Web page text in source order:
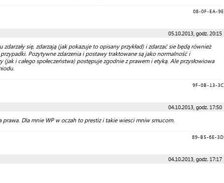
08-0F-EA-9E
05.10.2013, godz. 20:15
się, zdarzają (jak pokazuje to opisany przykład) i zdarzać sie będą również
Pozytywne zdarzenia i postawy traktowane są jako normalność i
i całego społeczeństwa) postępuje zgodnie z prawem i etyką. Ale przysłowiowa
9F-0B-13-3C
04.10.2013, godz. 17:50
Dla mnie WP w oczah to prestiz i takie wiesci mniw smucom.
89-B5-6E-3D
04.10.2013, godz. 17:17